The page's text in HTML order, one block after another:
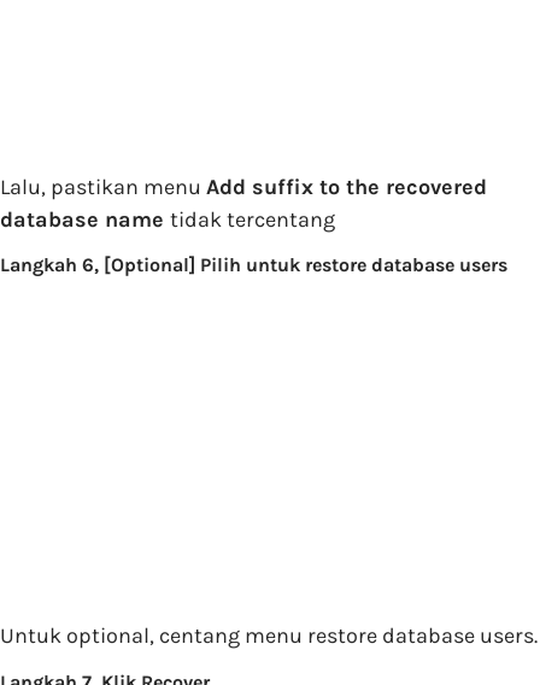
Lalu, pastikan menu Add suffix to the recovered
database name tidak tercentang
Langkah 6, [Optional] Pilih untuk restore database users
Untuk optional, centang menu restore database users.